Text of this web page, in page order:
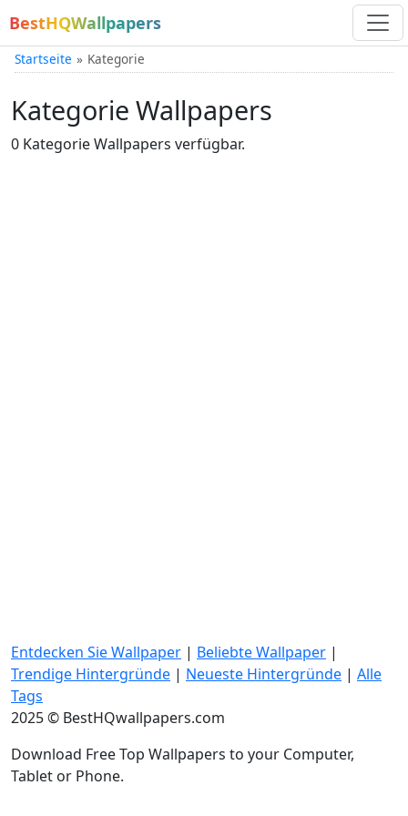
BestHQWallpapers
Startseite Kategorie
Kategorie Wallpapers
0 Kategorie Wallpapers verfügbar.
Entdecken Sie Wallpaper | Beliebte Wallpaper |
Trendige Hintergründe | Neueste Hintergründe | Alle
Tags
2025 © BestHQwallpapers.com
Download Free Top Wallpapers to your Computer,
Tablet or Phone.